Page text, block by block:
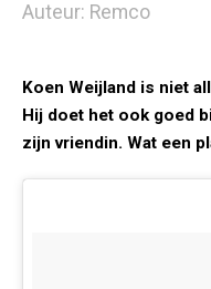
Auteur: Remco
Koen Weijland is niet
Hij doet het ook goed
zijn vriendin. Wat een